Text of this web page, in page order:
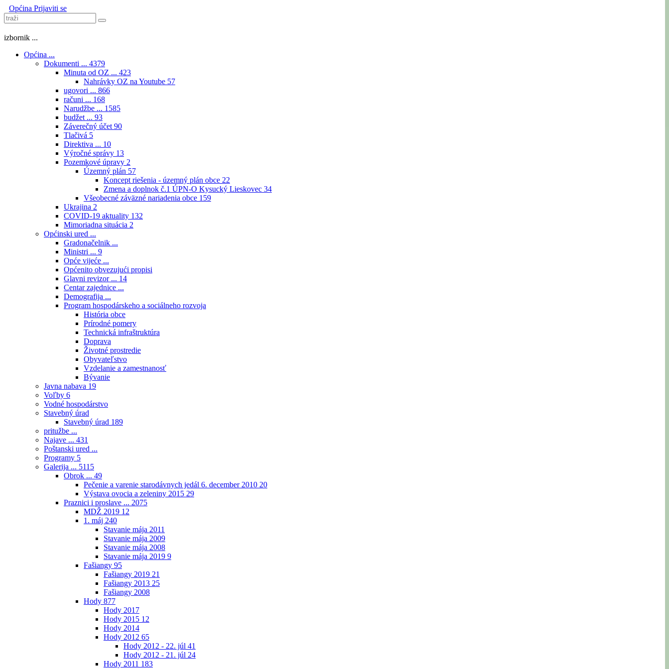
Općina Prijaviti se
izbornik ...
Općina ...
Dokumenti ... 4379
Minuta od OZ ... 423
Nahrávky OZ na Youtube 57
ugovori ... 866
računi ... 168
Narudžbe ... 1585
budžet ... 93
Záverečný účet 90
Tlačivá 5
Direktiva ... 10
Výročné správy 13
Pozemkové úpravy 2
Územný plán 57
Koncept riešenia - územný plán obce 22
Zmena a doplnok č.1 ÚPN-O Kysucký Lieskovec 34
Všeobecné záväzné nariadenia obce 159
Ukrajina 2
COVID-19 aktuality 132
Mimoriadna situácia 2
Općinski ured ...
Gradonačelnik ...
Ministri ... 9
Opće vijeće ...
Općenito obvezujući propisi
Glavni revizor ... 14
Centar zajednice ...
Demografija ...
Program hospodárskeho a sociálneho rozvoja
História obce
Prírodné pomery
Technická infraštruktúra
Doprava
Životné prostredie
Obyvateľstvo
Vzdelanie a zamestnanosť
Bývanie
Javna nabava 19
Voľby 6
Vodné hospodárstvo
Stavebný úrad
Stavebný úrad 189
pritužbe ...
Najave ... 431
Poštanski ured ...
Programy 5
Galerija ... 5115
Obrok ... 49
Pečenie a varenie starodávnych jedál 6. december 2010 20
Výstava ovocia a zeleniny 2015 29
Praznici i proslave ... 2075
MDŽ 2019 12
1. máj 240
Stavanie mája 2011
Stavanie mája 2009
Stavanie mája 2008
Stavanie mája 2019 9
Fašiangy 95
Fašiangy 2019 21
Fašiangy 2013 25
Fašiangy 2008
Hody 877
Hody 2017
Hody 2015 12
Hody 2014
Hody 2012 65
Hody 2012 - 22. júl 41
Hody 2012 - 21. júl 24
Hody 2011 183